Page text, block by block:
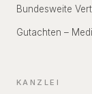
Bundesweite
Gutachten –
KANZLEI